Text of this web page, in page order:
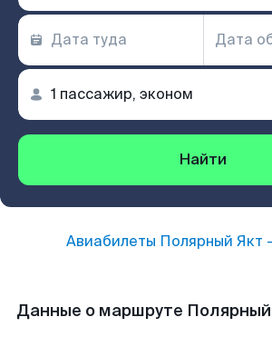
Найти
Авиабилеты Полярный Якт
Данные о маршруте